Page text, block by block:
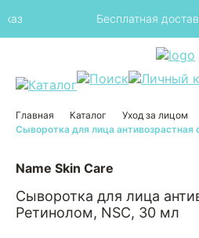
Бесплатная
Главная Каталог Уход за лицом
Сыворотка для лица антивозрастная
Name Skin Care
Сыворотка для лица
Ретинолом, NSC, 30 мл